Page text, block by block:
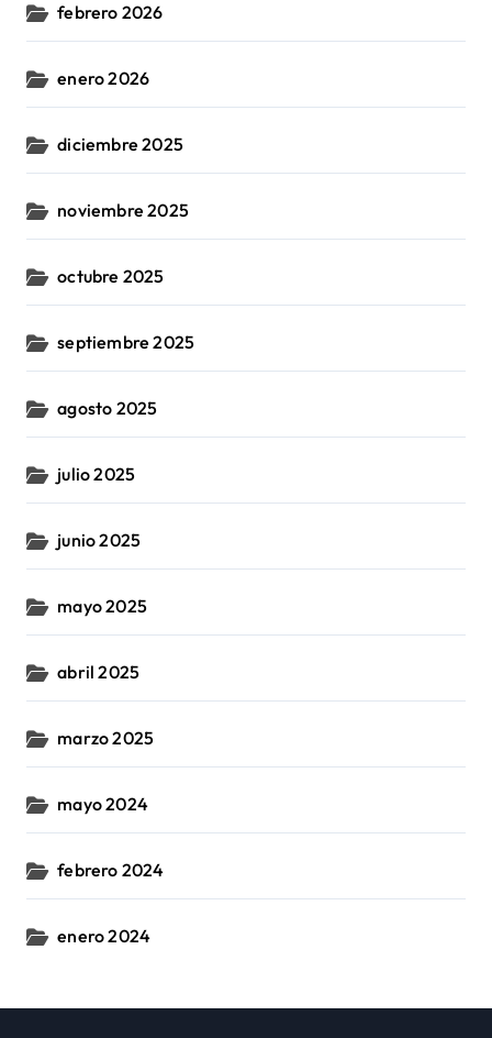
febrero 2026
enero 2026
diciembre 2025
noviembre 2025
octubre 2025
septiembre 2025
agosto 2025
julio 2025
junio 2025
mayo 2025
abril 2025
marzo 2025
mayo 2024
febrero 2024
enero 2024